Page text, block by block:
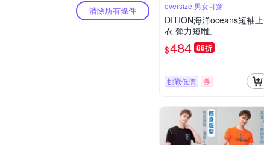
清除所有條件 oversize 男女可穿
DITION海洋oceans短袖上
衣 彈力短t恤
$484 88折
挑戰低價 券